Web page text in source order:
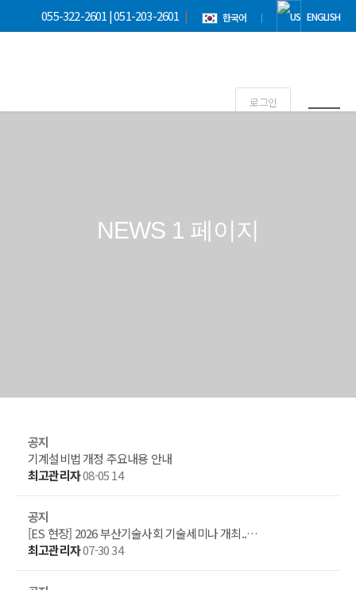
055-322-2601 | 051-203-2601 | 한국어 | ENGLISH
로그인
NEWS 1 페이지
공지
기계설비법 개정 주요내용 안내
최고관리자08-0514
공지
[ES 현장] 2026 부산기술사회 기술세미나 개최..…
최고관리자07-3034